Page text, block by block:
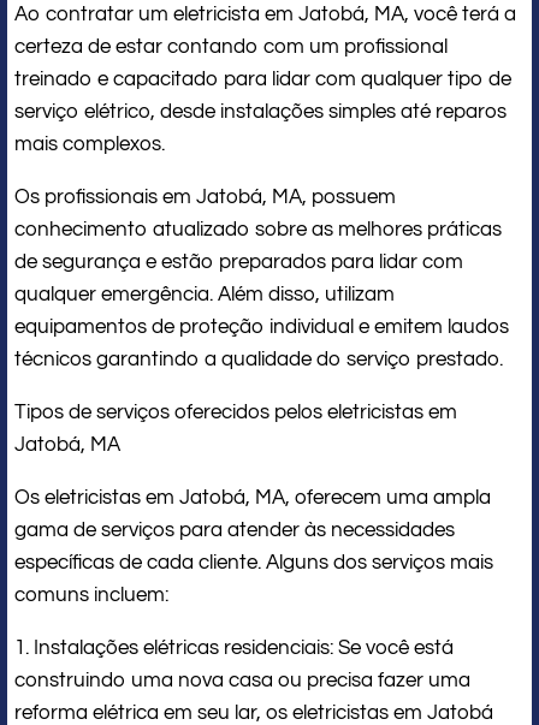
Ao contratar um eletricista em Jatobá, MA, você terá a
certeza de estar contando com um profissional
treinado e capacitado para lidar com qualquer tipo de
serviço elétrico, desde instalações simples até reparos
mais complexos.
Os profissionais em Jatobá, MA, possuem
conhecimento atualizado sobre as melhores práticas
de segurança e estão preparados para lidar com
qualquer emergência. Além disso, utilizam
equipamentos de proteção individual e emitem laudos
técnicos garantindo a qualidade do serviço prestado.
Tipos de serviços oferecidos pelos eletricistas em
Jatobá, MA
Os eletricistas em Jatobá, MA, oferecem uma ampla
gama de serviços para atender às necessidades
específicas de cada cliente. Alguns dos serviços mais
comuns incluem:
1. Instalações elétricas residenciais: Se você está
construindo uma nova casa ou precisa fazer uma
reforma elétrica em seu lar, os eletricistas em Jatobá